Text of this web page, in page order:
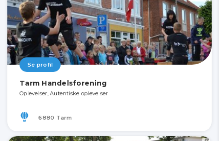
Se profil
Tarm Handelsforening
Oplevelser, Autentiske oplevelser
6880 Tarm